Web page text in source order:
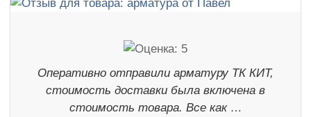
Оперативно отправили арматуру ТК КИТ,
стоимость доставки была включена в
стоимость товара. Все как …